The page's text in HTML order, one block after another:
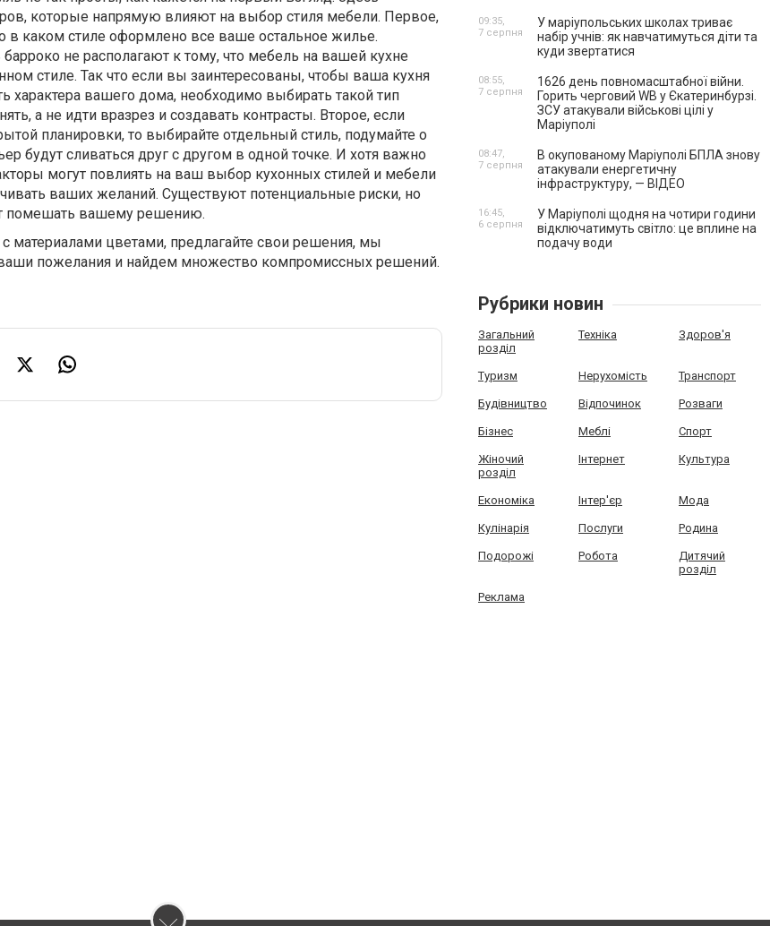
которые напрямую влияют на выбор стиля мебели. Первое,
в каком стиле оформлено все ваше остальное жилье.
барроко не располагают к тому, что мебель на вашей кухне
стиле. Так что если вы заинтересованы, чтобы ваша кухня
характера вашего дома, необходимо выбирать такой тип
а не идти вразрез и создавать контрасты. Второе, если
планировки, то выбирайте отдельный стиль, подумайте о
будут сливаться друг с другом в одной точке. И хотя важно
могут повлиять на ваш выбор кухонных стилей и мебели
ваших желаний. Существуют потенциальные риски, но
помешать вашему решению.
с материалами цветами, предлагайте свои решения, мы
пожелания и найдем множество компромиссных решений.
У маріупольських школах триває
набір учнів: як навчатимуться діти та
куди звертатися
09:35,
7 серпня
1626 день повномасштабної війни.
Горить черговий WB у Єкатеринбурзі.
ЗСУ атакували військові цілі у
Маріуполі
08:55,
7 серпня
В окупованому Маріуполі БПЛА знову
атакували енергетичну
інфраструктуру, — ВІДЕО
08:47,
7 серпня
У Маріуполі щодня на чотири години
відключатимуть світло: це вплине на
подачу води
16:45,
6 серпня
Рубрики новин
Загальний
розділ
Техніка Здоров'я
Туризм Нерухомість Транспорт
Будівництво Відпочинок Розваги
Бізнес Меблі Спорт
Жіночий
розділ
Інтернет Культура
Економіка Інтер'єр Мода
Кулінарія Послуги Родина
Подорожі Робота
Дитячий
розділ
Реклама